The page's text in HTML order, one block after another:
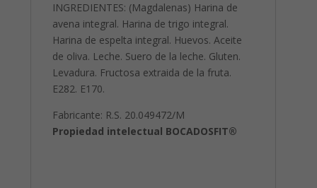
INGREDIENTES: (Magdalenas) Harina de
avena integral. Harina de trigo integral.
Harina de espelta integral. Huevos. Aceite
de oliva. Leche. Suero de la leche. Gluten.
Levadura. Fructosa extraida de la fruta.
E282. E170.
Fabricante: R.S. 20.049472/M
Propiedad intelectual BOCADOSFIT®